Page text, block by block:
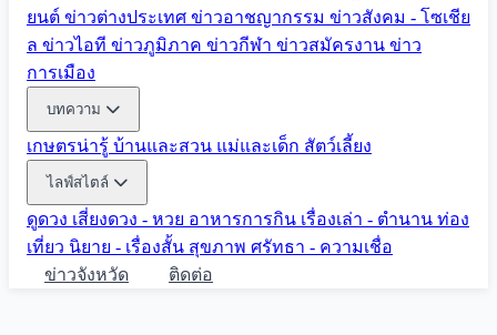
ยนต์ ข่าวต่างประเทศ ข่าวอาชญากรรม ข่าวสังคม - โซเชีย
ล ข่าวไอที ข่าวภูมิภาค ข่าวกีฬา ข่าวสมัครงาน ข่าว
การเมือง
บทความ
เกษตรน่ารู้ บ้านและสวน แม่และเด็ก สัตว์เลี้ยง
ไลฟ์สไตล์
ดูดวง เสี่ยงดวง - หวย อาหารการกิน เรื่องเล่า - ตำนาน ท่อง
เที่ยว นิยาย - เรื่องสั้น สุขภาพ ศรัทธา - ความเชื่อ
ข่าวจังหวัด
ติดต่อ